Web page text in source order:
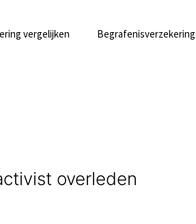
vergelijken Begrafenisverzekering
overleden